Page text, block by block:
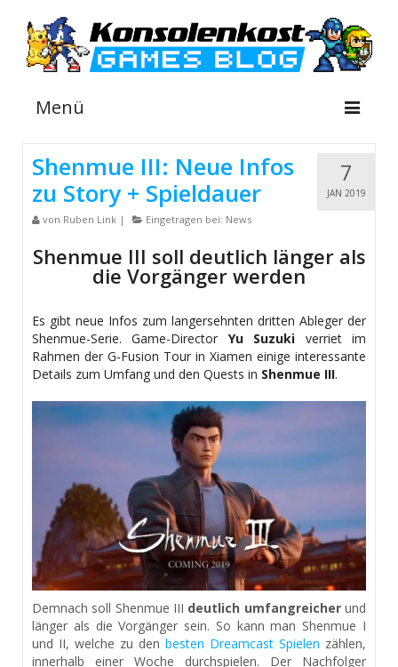
Menü
NEWS
INFOS
GUIDES
7
JAN 2019
Shenmue III: Neue Infos
zu Story + Spieldauer
von Ruben Link | Eingetragen bei: News
Shenmue III soll deutlich länger als
die Vorgänger werden
Es gibt neue Infos zum langersehnten dritten Ableger der
Shenmue-Serie. Game-Director Yu Suzuki verriet im
Rahmen der G-Fusion Tour in Xiamen einige interessante
Details zum Umfang und den Quests in Shenmue III.
Demnach soll Shenmue III deutlich umfangreicherund
länger als die Vorgänger sein. So kann man Shenmue I
und II, welche zu den besten Dreamcast Spielen zählen,
innerhalb einer Woche durchspielen. Der Nachfolger